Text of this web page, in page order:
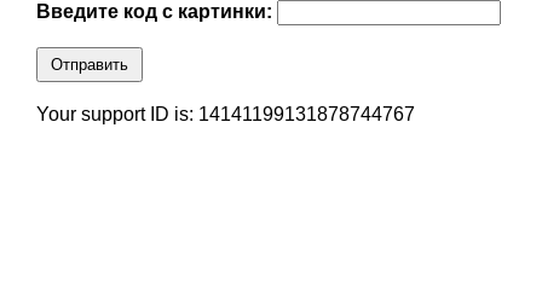
Введите код с картинки:
Отправить
Your support ID is: 14141199131878744767